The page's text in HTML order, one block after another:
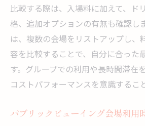
比較する際は、入場料に加えて、ド
格、追加オプションの有無も確認し
は、複数の会場をリストアップし、
容を比較することで、自分に合った
す。グループでの利用や長時間滞在
コストパフォーマンスを意識するこ
パブリックビューイング会場利用